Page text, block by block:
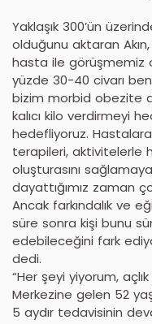
Yaklaşık 300’ün
olduğunu aktaran
hasta ile görüşmemiz
yüzde 30-40 civarı
bizim morbid obezite
kalıcı kilo verdirmeyi
hedefliyoruz.
terapileri, aktivitelerle
oluşturasını
dayattığımız zaman
Ancak farkındalık ve
süre sonra kişi bunu
edebileceğini fark
dedi.
“Her şeyi yiyorum,
Merkezine gelen 52
5 aydır tedavisinin